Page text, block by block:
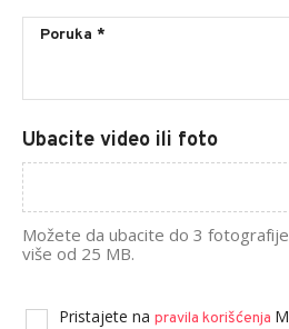
Ubacite video ili foto
Možete da ubacite do 3
više od 25 MB.
Pristajete na pravila korišćenja